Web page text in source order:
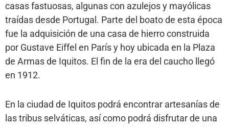
casas fastuosas, algunas con azulejos y mayólicas
traídas desde Portugal. Parte del boato de esta época
fue la adquisición de una casa de hierro construida
por Gustave Eiffel en París y hoy ubicada en la Plaza
de Armas de Iquitos. El fin de la era del caucho llegó
en 1912.
En la ciudad de Iquitos podrá encontrar artesanías de
las tribus selváticas, así como podrá disfrutar de una